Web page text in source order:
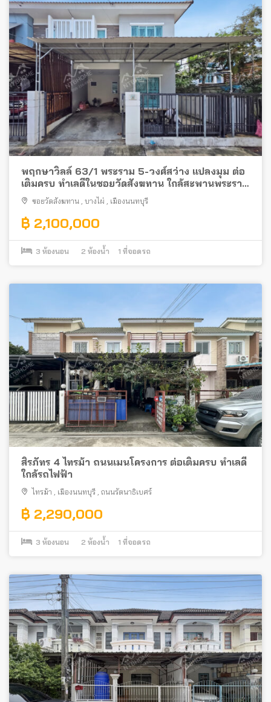
พฤกษาวิลล์ 63/1 พระราม 5-วงศ์สว่าง แปลงมุม ต่อ
เติมครบ ทำเลดีในซอยวัดสังฆทาน ใกล้สะพานพระราม
5 ซอยวัดสังฆทาน , บางไผ่ , เมืองนนทบุรี
฿ 2,100,000
3 ห้องนอน 2 ห้องน้ำ 1 ที่จอดรถ
สิรภัทร 4 ไทรม้า ถนนเมนโครงการ ต่อเติมครบ ทำเลดี
ใกล้รถไฟฟ้า
ไทรม้า , เมืองนนทบุรี , ถนนรัตนาธิเบศร์
฿ 2,290,000
3 ห้องนอน 2 ห้องน้ำ 1 ที่จอดรถ